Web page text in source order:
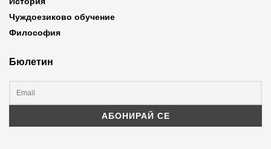
Чуждоезиково обучение
Философия
Бюлетин